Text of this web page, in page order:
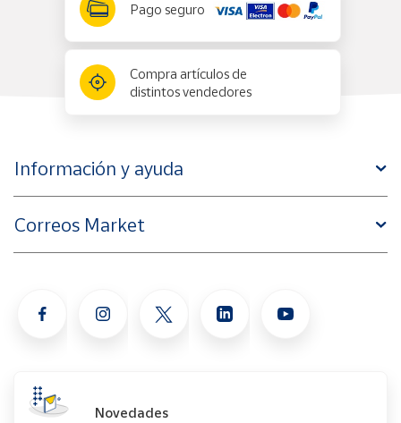
Pago seguro
Compra artículos de
distintos vendedores
Información y ayuda
Correos Market
Novedades